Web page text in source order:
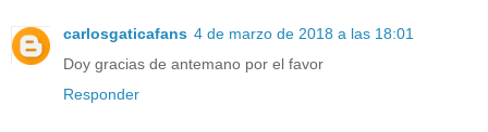
carlosgaticafans 4 de marzo de 2018 a las 18:01
Doy gracias de antemano por el favor
Responder